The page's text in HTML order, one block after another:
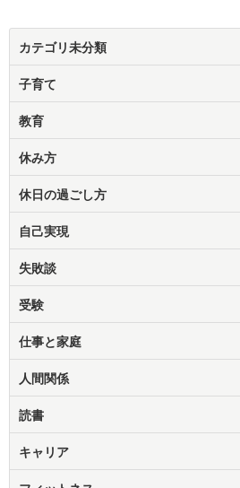
カテゴリ未分類
子育て
教育
休み方
休日の過ごし方
自己実現
失敗談
受験
仕事と家庭
人間関係
読書
キャリア